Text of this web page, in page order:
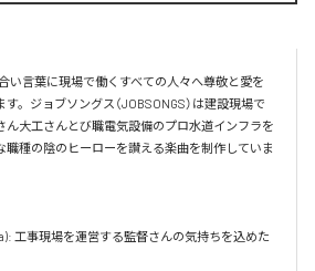
い言葉に現場で働くすべての人々へ尊敬と愛を
。ジョブソングス（JOBSONGS）は建設現場で
ん大工さんとび職電気設備のプロ水道インフラを
職種の陰のヒーローを讃える楽曲を制作していま
工事現場を運営する監督さんの気持ちを込めた